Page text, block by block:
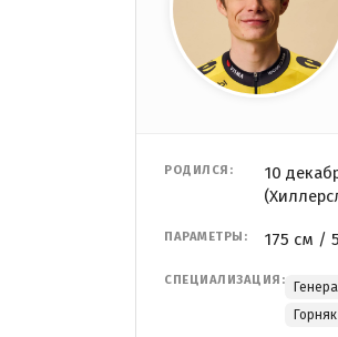
РОДИЛСЯ:
10
ПАРАМЕТРЫ: 175 см /
СПЕЦИАЛИЗАЦИЯ:
Горняк